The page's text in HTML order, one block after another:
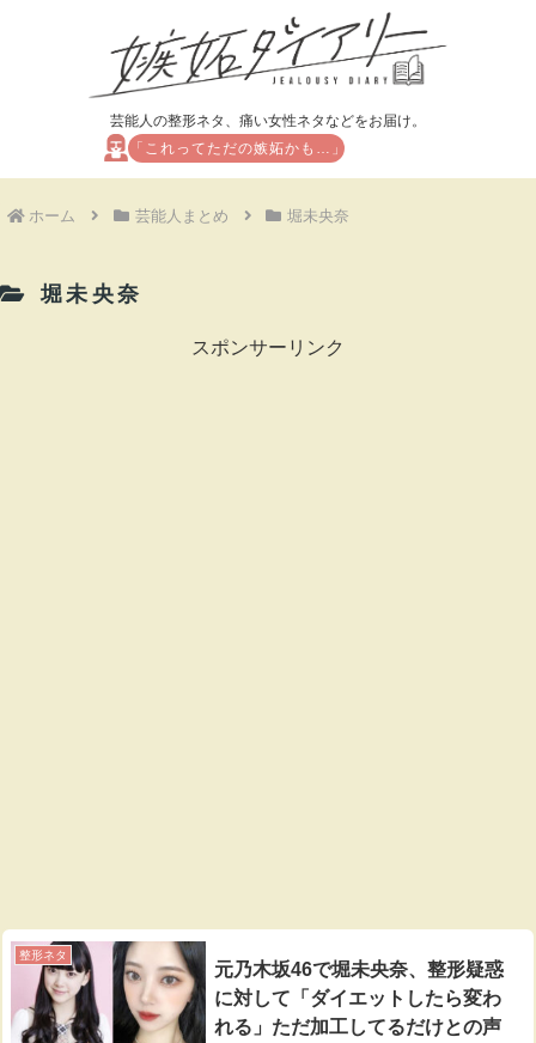
芸能人の整形ネタ、痛い女性ネタなどをお届け。
「これってただの嫉妬かも…」
ホーム 芸能人まとめ 堀未央奈
堀未央奈
スポンサーリンク
整形ネタ
元乃木坂46で堀未央奈、整形疑惑
に対して「ダイエットしたら変わ
れる」ただ加工してるだけとの声